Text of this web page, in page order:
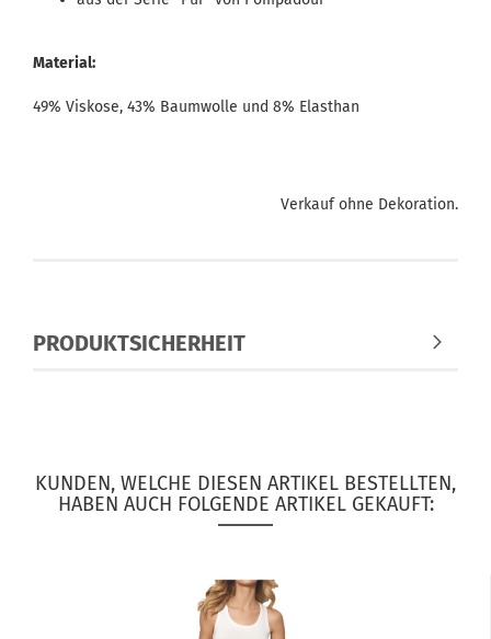
Material:
49% Viskose, 43% Baumwolle und 8% Elasthan
Verkauf ohne Dekoration.
PRODUKTSICHERHEIT
KUNDEN, WELCHE DIESEN ARTIKEL BESTELLTEN,
HABEN AUCH FOLGENDE ARTIKEL GEKAUFT: